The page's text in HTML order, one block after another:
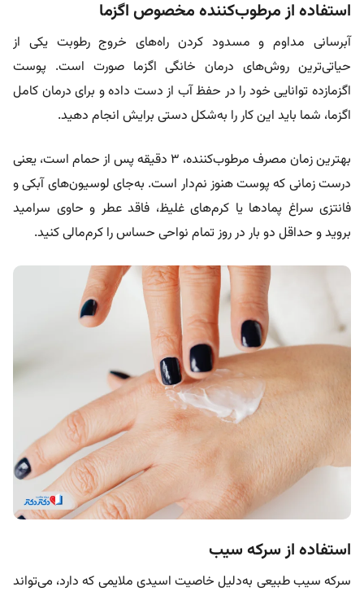
استفاده از مرطوب‌کننده مخصوص اگزما
آبرسانی مداوم و مسدود کردن راه‌های خروج رطوبت یکی از
حیاتی‌ترین روش‌های درمان خانگی اگزما صورت است. پوست
اگزمازده توانایی خود را در حفظ آب از دست داده و برای درمان کامل
اگزما، شما باید این کار را به‌شکل دستی برایش انجام دهید.
بهترین زمان مصرف مرطوب‌کننده، ۳ دقیقه پس از حمام است، یعنی
درست زمانی که پوست هنوز نم‌دار است. به‌جای لوسیون‌های آبکی و
فانتزی سراغ پمادها یا کرم‌های غلیظ، فاقد عطر و حاوی سرامید
بروید و حداقل دو بار در روز تمام نواحی حساس را کرم‌مالی کنید.
استفاده از سرکه سیب
سرکه سیب طبیعی به‌دلیل خاصیت اسیدی ملایمی که دارد، می‌تواند